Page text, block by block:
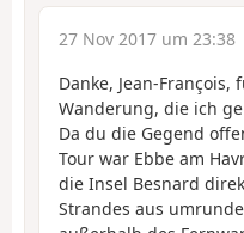
27 Nov 2017 um 23:38
Danke, Jean-
Wanderung, die ich
Da du die Gegend
Tour war Ebbe am
die Insel Besnard
Strandes aus